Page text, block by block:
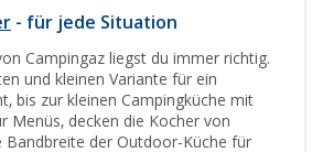
- für jede Situation
Campingaz liegst du immer richtig.
und kleinen Variante für ein
bis zur kleinen Campingküche mit
Menüs, decken die Kocher von
Bandbreite der Outdoor-Küche für